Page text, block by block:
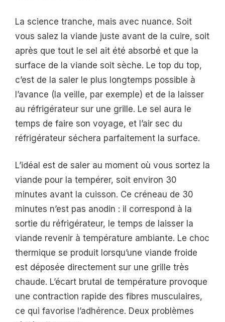
La science tranche, mais avec nuance. Soit
vous salez la viande juste avant de la cuire, soit
après que tout le sel ait été absorbé et que la
surface de la viande soit sèche. Le top du top,
c’est de la saler le plus longtemps possible à
l’avance (la veille, par exemple) et de la laisser
au réfrigérateur sur une grille. Le sel aura le
temps de faire son voyage, et l’air sec du
réfrigérateur séchera parfaitement la surface.
L’idéal est de saler au moment où vous sortez la
viande pour la tempérer, soit environ 30
minutes avant la cuisson. Ce créneau de 30
minutes n’est pas anodin : il correspond à la
sortie du réfrigérateur, le temps de laisser la
viande revenir à température ambiante. Le choc
thermique se produit lorsqu’une viande froide
est déposée directement sur une grille très
chaude. L’écart brutal de température provoque
une contraction rapide des fibres musculaires,
ce qui favorise l’adhérence. Deux problèmes